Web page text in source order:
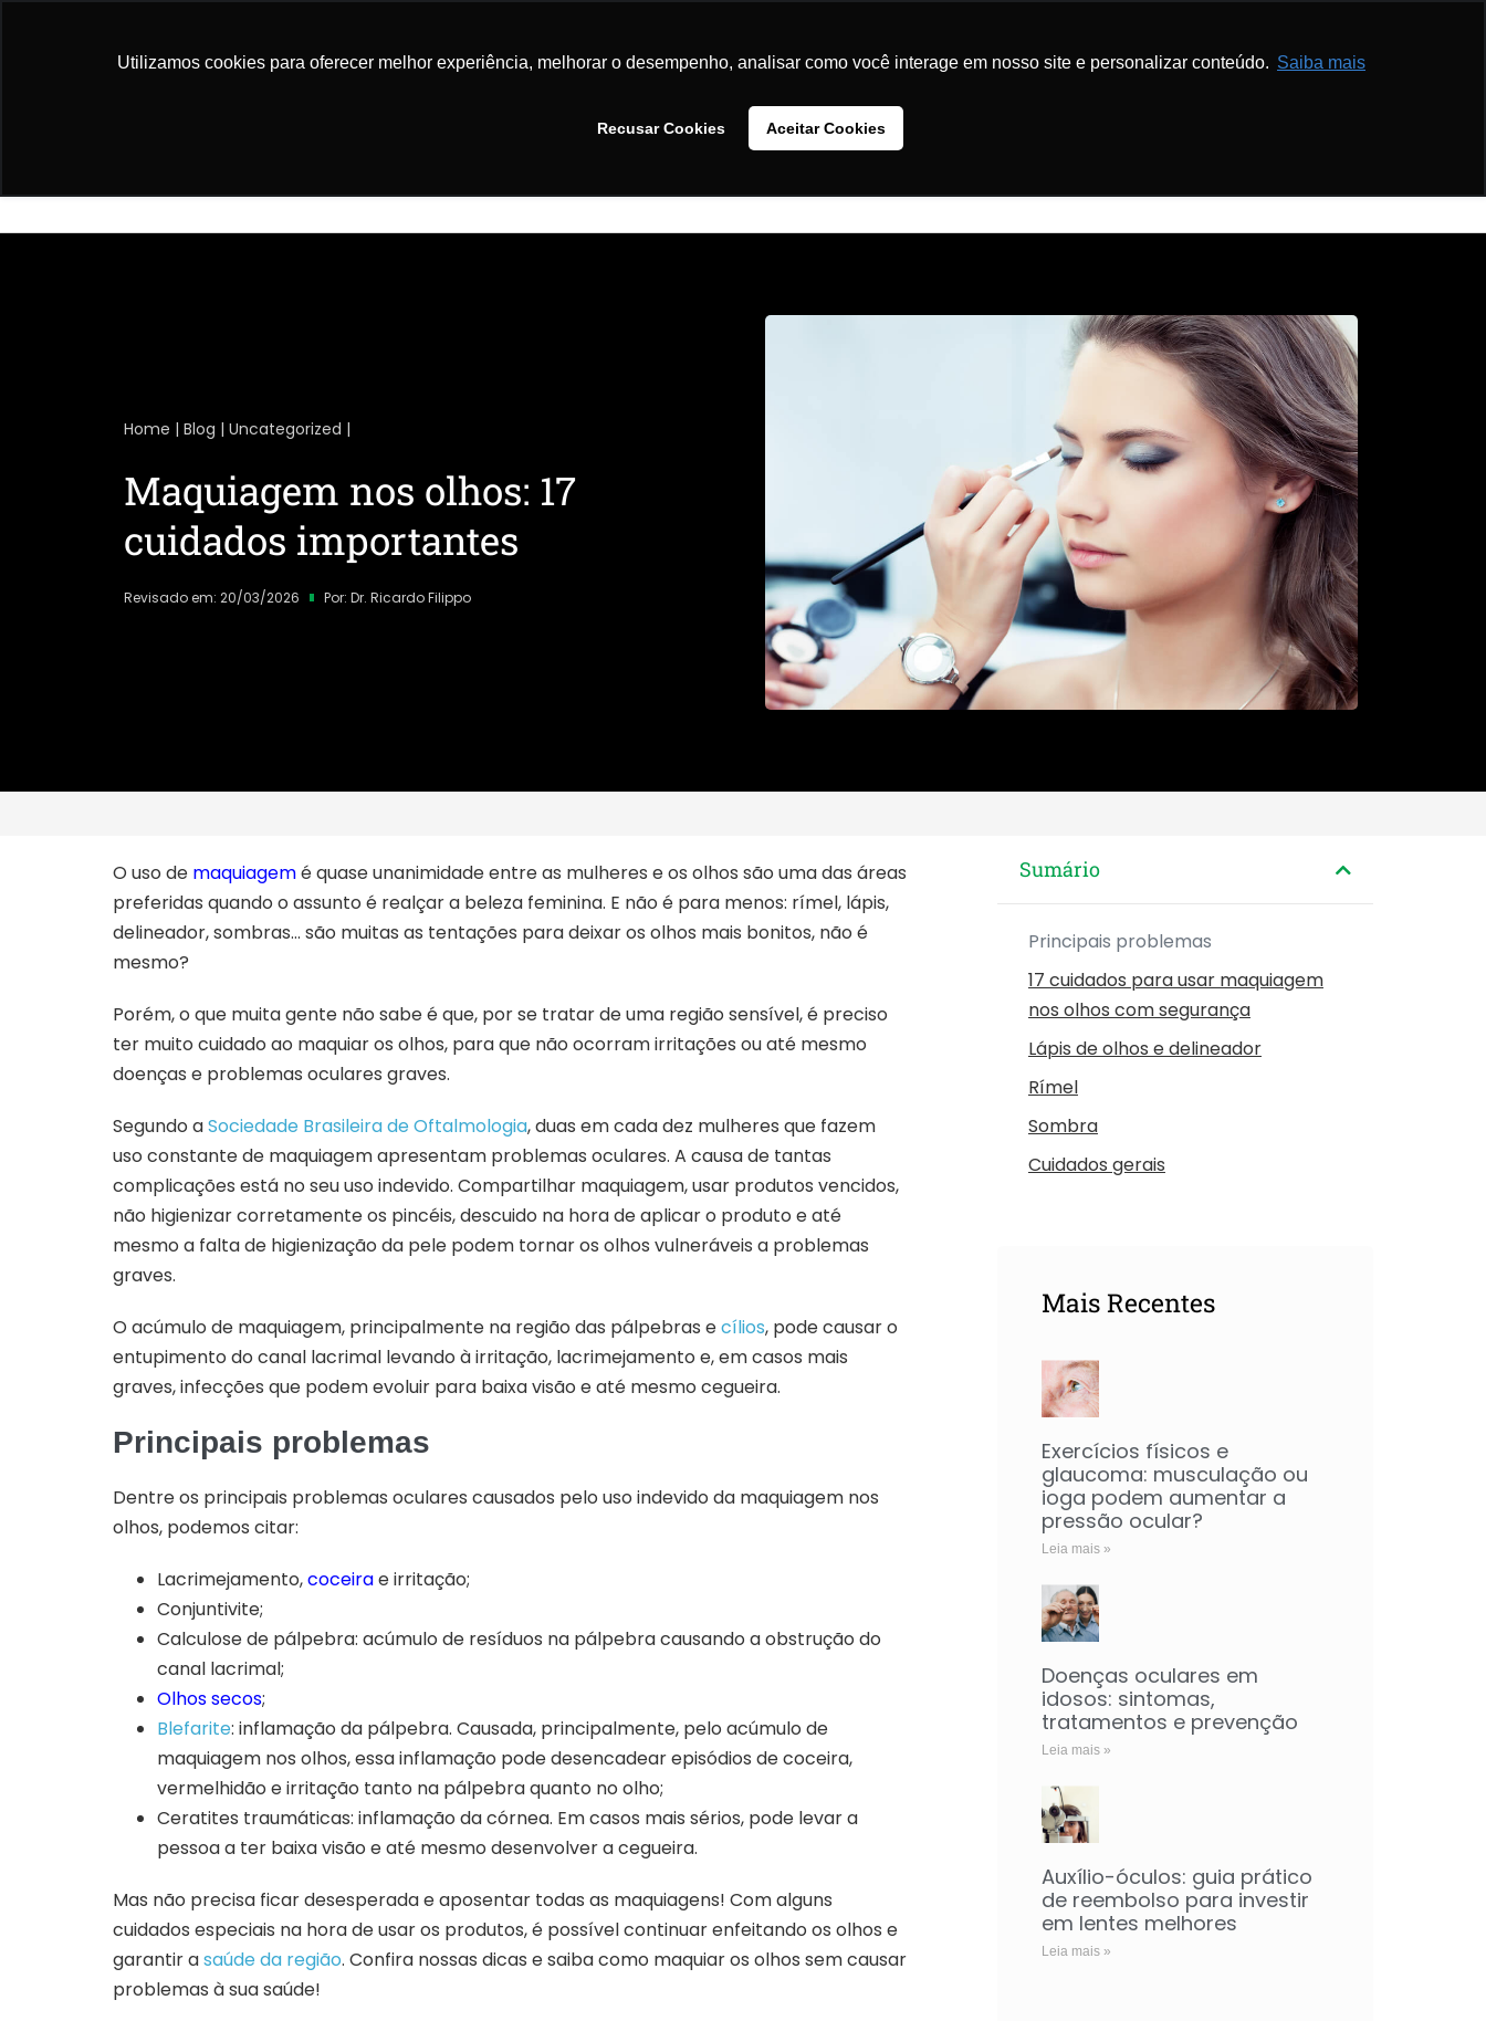
Utilizamos cookies para oferecer melhor experiência, melhorar o desempenho, analisar como você interage em nosso site e personalizar conteúdo. Saiba mais
Recusar Cookies Aceitar Cookies
Tratamentos e Especialidades
Home | Blog | Uncategorized |
Maquiagem nos olhos: 17
cuidados importantes
Revisado em: 20/03/2026 Por: Dr. Ricardo Filippo
O uso de maquiagemé quase unanimidade entre as mulheres e os olhos são uma das áreas
preferidas quando o assunto é realçar a beleza feminina. E não é para menos: rímel, lápis,
delineador, sombras… são muitas as tentações para deixar os olhos mais bonitos, não é
mesmo?
Porém, o que muita gente não sabe é que, por se tratar de uma região sensível, é preciso
ter muito cuidado ao maquiar os olhos, para que não ocorram irritações ou até mesmo
doenças e problemas oculares graves.
Segundo aSociedade Brasileira de Oftalmologia, duas em cada dez mulheres que fazem
uso constante de maquiagem apresentam problemas oculares. A causa de tantas
complicações está no seu uso indevido. Compartilhar maquiagem, usar produtos vencidos,
não higienizar corretamente os pincéis, descuido na hora de aplicar o produto e até
mesmo a falta de higienização da pele podem tornar os olhos vulneráveis a problemas
graves.
O acúmulo de maquiagem, principalmente na região das pálpebras ecílios, pode causar o
entupimento do canal lacrimal levando à irritação, lacrimejamento e, em casos mais
graves, infecções que podem evoluir para baixa visão e até mesmo cegueira.
Principais problemas
Dentre os principais problemas oculares causados pelo uso indevido da maquiagem nos
olhos, podemos citar:
Lacrimejamento,coceirae irritação;
Conjuntivite;
Calculose de pálpebra: acúmulo de resíduos na pálpebra causando a obstrução do
canal lacrimal;
Olhos secos;
Blefarite: inflamação da pálpebra. Causada, principalmente, pelo acúmulo de
maquiagem nos olhos, essa inflamação pode desencadear episódios de coceira,
vermelhidão e irritação tanto na pálpebra quanto no olho;
Ceratites traumáticas: inflamação da córnea. Em casos mais sérios, pode levar a
pessoa a ter baixa visão e até mesmo desenvolver a cegueira.
Mas não precisa ficar desesperada e aposentar todas as maquiagens! Com alguns
cuidados especiais na hora de usar os produtos, é possível continuar enfeitando os olhos e
garantir asaúde da região. Confira nossas dicas e saiba como maquiar os olhos sem causar
problemas à sua saúde!
Sumário
Principais problemas
17 cuidados para usar maquiagem
nos olhos com segurança
Lápis de olhos e delineador
Rímel
Sombra
Cuidados gerais
Mais Recentes
Exercícios físicos e
glaucoma: musculação ou
ioga podem aumentar a
pressão ocular?
Leia mais »
Doenças oculares em
idosos: sintomas,
tratamentos e prevenção
Leia mais »
Auxílio-óculos: guia prático
de reembolso para investir
em lentes melhores
Leia mais »